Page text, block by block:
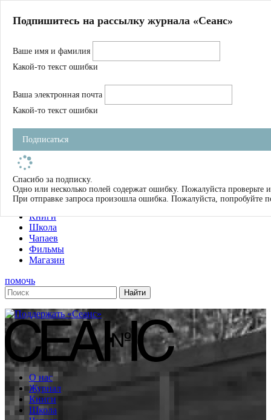
Магазин
Журнал
Школа
Устав
Фильмы
Имена
Тэги
О нас
Журнал
Книги
Школа
Чапаев
Фильмы
Магазин
помочь
О нас
Журнал
Книги
Школа
Подпишитесь на рассылку журнала «Сеанс»
Ваше имя и фамилия
Какой-то текст ошибки
Ваша электронная почта
Какой-то текст ошибки
Подписаться
Спасибо за подписку.
Одно или несколько полей содержат ошибку. Пожалуйста проверьте
При отправке запроса произошла ошибка. Пожалуйста, попробуйте